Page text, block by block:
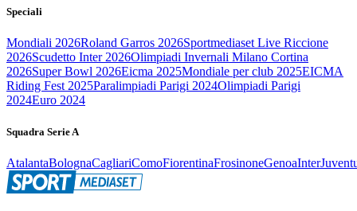
Speciali
Mondiali 2026Roland Garros 2026Sportmediaset Live Riccione
2026Scudetto Inter 2026Olimpiadi Invernali Milano Cortina
2026Super Bowl 2026Eicma 2025Mondiale per club 2025EICMA
Riding Fest 2025Paralimpiadi Parigi 2024Olimpiadi Parigi
2024Euro 2024
Squadra Serie A
AtalantaBolognaCagliariComoFiorentinaFrosinoneGenoaInter